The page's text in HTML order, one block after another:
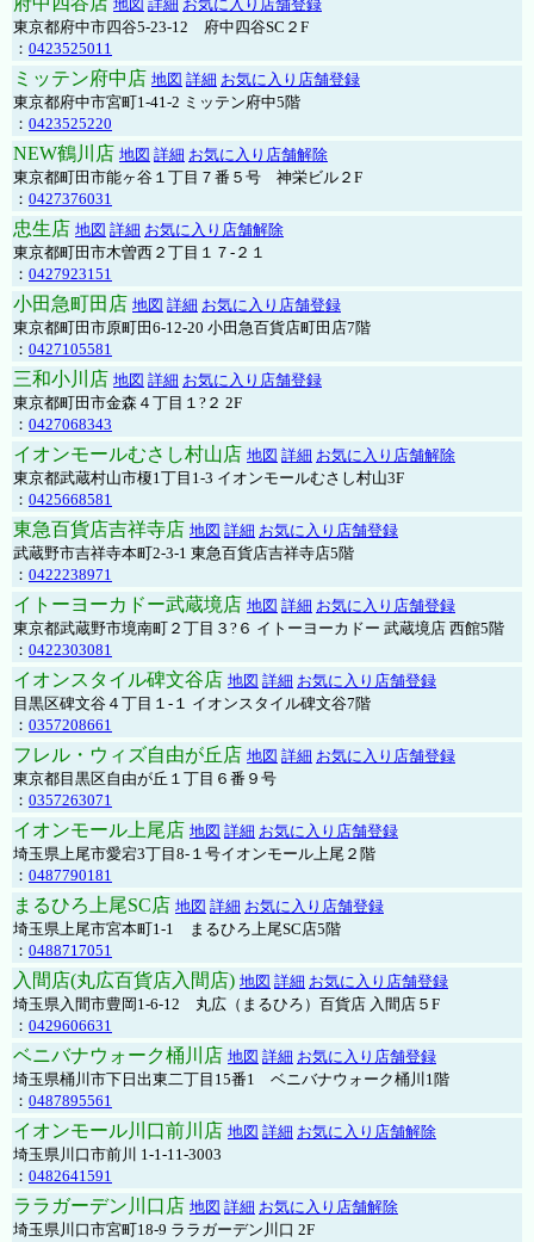
地図 詳細 お気に入り店舗登録
東京都府中市四谷5-23-12 府中四谷SC２F
： 0423525011
ミッテン府中店 地図 詳細 お気に入り店舗登録
東京都府中市宮町1-41-2 ミッテン府中5階
： 0423525220
NEW鶴川店 地図 詳細 お気に入り店舗解除
東京都町田市能ヶ谷１丁目７番５号 神栄ビル２F
： 0427376031
忠生店 地図 詳細 お気に入り店舗解除
東京都町田市木曽西２丁目１７-２１
： 0427923151
小田急町田店 地図 詳細 お気に入り店舗登録
東京都町田市原町田6-12-20 小田急百貨店町田店7階
： 0427105581
三和小川店 地図 詳細 お気に入り店舗登録
東京都町田市金森４丁目１?２ 2F
： 0427068343
イオンモールむさし村山店 地図 詳細 お気に入り店舗解除
東京都武蔵村山市榎1丁目1-3 イオンモールむさし村山3F
： 0425668581
東急百貨店吉祥寺店 地図 詳細 お気に入り店舗登録
武蔵野市吉祥寺本町2-3-1 東急百貨店吉祥寺店5階
： 0422238971
イトーヨーカドー武蔵境店 地図 詳細 お気に入り店舗登録
東京都武蔵野市境南町２丁目３?６ イトーヨーカドー 武蔵境店 西館5階
： 0422303081
イオンスタイル碑文谷店 地図 詳細 お気に入り店舗登録
目黒区碑文谷４丁目１-１ イオンスタイル碑文谷7階
： 0357208661
フレル・ウィズ自由が丘店 地図 詳細 お気に入り店舗登録
東京都目黒区自由が丘１丁目６番９号
： 0357263071
イオンモール上尾店 地図 詳細 お気に入り店舗登録
埼玉県上尾市愛宕3丁目8-１号イオンモール上尾２階
： 0487790181
まるひろ上尾SC店 地図 詳細 お気に入り店舗登録
埼玉県上尾市宮本町1-1 まるひろ上尾SC店5階
： 0488717051
入間店(丸広百貨店入間店) 地図 詳細 お気に入り店舗登録
埼玉県入間市豊岡1-6-12 丸広（まるひろ）百貨店 入間店５F
： 0429606631
ベニバナウォーク桶川店 地図 詳細 お気に入り店舗登録
埼玉県桶川市下日出東二丁目15番1 ベニバナウォーク桶川1階
： 0487895561
イオンモール川口前川店 地図 詳細 お気に入り店舗解除
埼玉県川口市前川 1-1-11-3003
： 0482641591
ララガーデン川口店 地図 詳細 お気に入り店舗解除
埼玉県川口市宮町18-9 ララガーデン川口 2F